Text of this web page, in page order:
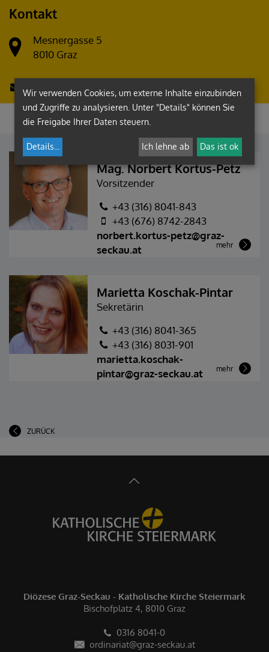
Kontakt
Mesnergasse 5
8010 Graz
betriebsrat@graz-seckau.at
Mag. Norbert Kortus-Petz
Vorsitzender
+43 (316) 8041-843
+43 (676) 8742-2843
norbert.kortus-petz@graz-
seckau.at
mehr
Marietta Koschak-Pintar
Sekretärin
+43 (316) 8041-365
+43 (316) 8031-901
marietta.koschak-
pintar@graz-seckau.at
mehr
ZURÜCK
Diözese Graz-Seckau - Katholische Kirche Steiermark
Bischofplatz 4, 8010 Graz
0316 8041-0
ordinariat@graz-seckau.at
Wir verwenden Cookies, um externe Inhalte einzubinden
und Zugriffe zu analysieren. Unter "Details" können Sie
die Freigabe Ihrer Daten steuern.
Details Ich lehne ab Das ist ok